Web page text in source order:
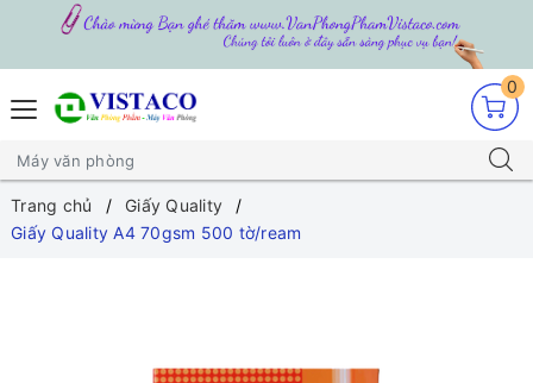
0
Trang chủ
Giấy Quality
Giấy Quality A4 70gsm 500 tờ/ream